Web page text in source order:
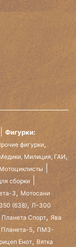
Фигурки:
фигурки,
Милиция, ГАИ,
Мотоциклисты
сборки
3, Мотосани
(638),Л-300
Планета Спорт,Ява
Планета-5, ПМЗ-
Енот, Вятка